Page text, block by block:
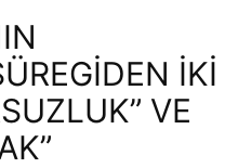
İKİ
VE